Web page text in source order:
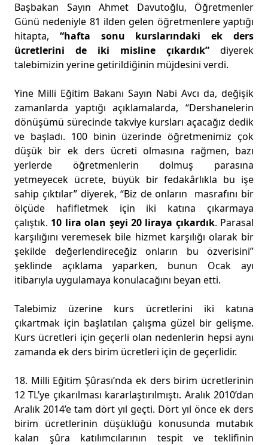
Başbakan Sayın Ahmet Davutoğlu, Öğretmenler
Günü nedeniyle 81 ilden gelen öğretmenlere yaptığı
hitapta, “hafta sonu kurslarındaki ek ders
ücretlerini de iki misline çıkardık” diyerek
talebimizin yerine getirildiğinin müjdesini verdi.
Yine Milli Eğitim Bakanı Sayın Nabi Avcı da, değişik
zamanlarda yaptığı açıklamalarda, “Dershanelerin
dönüşümü sürecinde takviye kursları açacağız dedik
ve başladı. 100 binin üzerinde öğretmenimiz çok
düşük bir ek ders ücreti olmasına rağmen, bazı
yerlerde öğretmenlerin dolmuş parasına
yetmeyecek ücrete, büyük bir fedakârlıkla bu işe
sahip çıktılar” diyerek, “Biz de onların masrafını bir
ölçüde hafifletmek için iki katına çıkarmaya
çalıştık. 10 lira olan şeyi 20 liraya çıkardık. Parasal
karşılığını veremesek bile hizmet karşılığı olarak bir
şekilde değerlendireceğiz onların bu özverisini”
şeklinde açıklama yaparken, bunun Ocak ayı
itibarıyla uygulamaya konulacağını beyan etti.
Talebimiz üzerine kurs ücretlerini iki katına
çıkartmak için başlatılan çalışma güzel bir gelişme.
Kurs ücretleri için geçerli olan nedenlerin hepsi aynı
zamanda ek ders birim ücretleri için de geçerlidir.
18. Milli Eğitim Şûrası’nda ek ders birim ücretlerinin
12 TL’ye çıkarılması kararlaştırılmıştı. Aralık 2010’dan
Aralık 2014’e tam dört yıl geçti. Dört yıl önce ek ders
birim ücretlerinin düşüklüğü konusunda mutabık
kalan şûra katılımcılarının tespit ve teklifinin